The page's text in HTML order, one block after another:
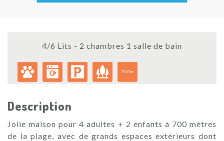
4/6 Lits - 2 chambres 1 salle de bain
700m
Description
Jolie maison pour 4 adultes + 2 enfants à 700 mètres
de la plage, avec de grands espaces extérieurs dont